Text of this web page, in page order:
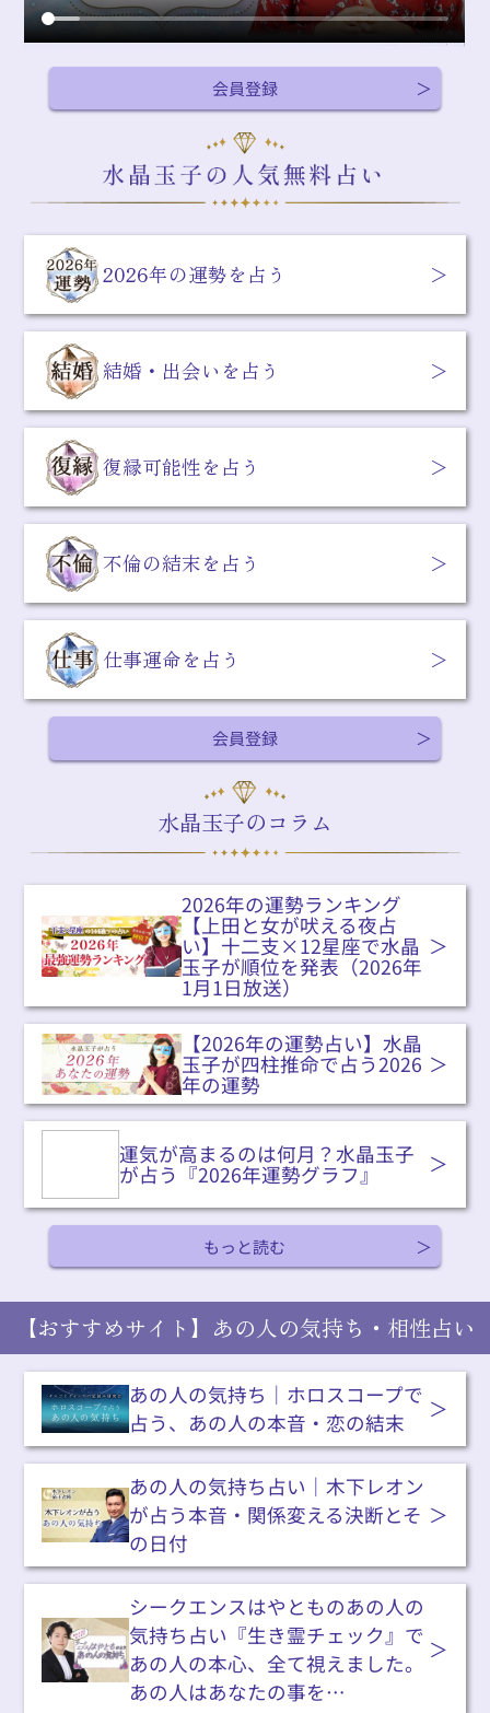
会員登録
2026年の運勢を占う
結婚・出会いを占う
復縁可能性を占う
不倫の結末を占う
仕事運命を占う
会員登録
水晶玉子のコラム
2026年の運勢ランキング
【上田と女が吠える夜占
い】十二支×12星座で水晶
玉子が順位を発表（2026年
1月1日放送）
【2026年の運勢占い】水晶
玉子が四柱推命で占う2026
年の運勢
運気が高まるのは何月？水晶玉子
が占う『2026年運勢グラフ』
もっと読む
【おすすめサイト】あの人の気持ち・相性占い
あの人の気持ち｜ホロスコープで
占う、あの人の本音・恋の結末
あの人の気持ち占い｜木下レオン
が占う本音・関係変える決断とそ
の日付
シークエンスはやとものあの人の
気持ち占い『生き霊チェック』で
あの人の本心、全て視えました。
あの人はあなたの事を…